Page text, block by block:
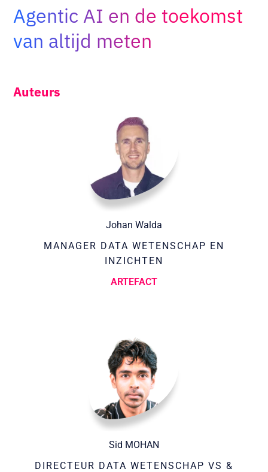
Adopt AI
naar:
Agentic AI en de toekomst
van altijd meten
Auteurs
Johan Walda
MANAGER DATA WETENSCHAP EN
INZICHTEN
ARTEFACT
Sid MOHAN
DIRECTEUR DATA WETENSCHAP VS &